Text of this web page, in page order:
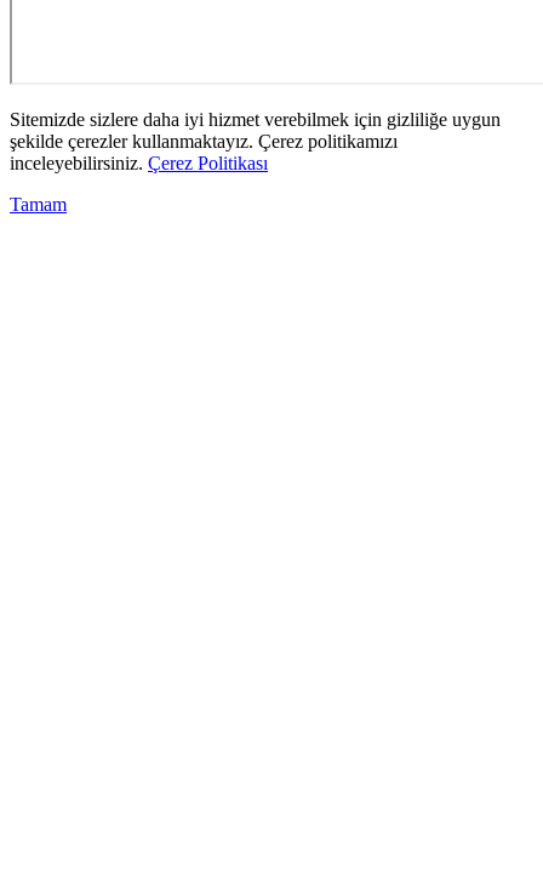
Sitemizde sizlere daha iyi hizmet verebilmek için gizliliğe uygun
şekilde çerezler kullanmaktayız. Çerez politikamızı
inceleyebilirsiniz. Çerez Politikası
Tamam